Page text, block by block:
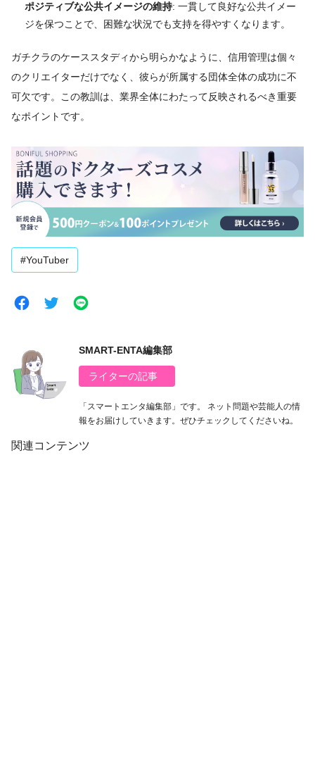
ポジティブな公共イメージの維持: 一貫して良好な公共イメー
ジを保つことで、困難な状況でも支持を得やすくなります。
ガチクラのケーススタディから明らかなように、信用管理は個々
のクリエイターだけでなく、彼らが所属する団体全体の成功に不
可欠です。この教訓は、業界全体にわたって反映されるべき重要
なポイントです。
#YouTuber
SMART-ENTA編集部
ライターの記事
「スマートエンタ編集部」です。 ネット問題や芸能人の情
報をお届けしていきます。ぜひチェックしてくださいね。
関連コンテンツ